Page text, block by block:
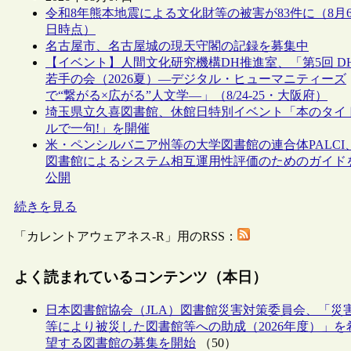
令和8年熊本地震による文化財等の被害が83件に（8月
日時点）
名古屋市、名古屋城の現天守閣の記録を募集中
【イベント】人間文化研究機構DH推進室、「第5回
若手の会（2026夏）―デジタル・ヒューマニティーズ
で“繋がる×広がる”人文学―」（8/24-25・大阪府）
埼玉県立久喜図書館、休館日特別イベント「本のタイ
ルで一句!」を開催
米・ペンシルバニア州等の大学図書館の連合体PALCI、
図書館によるシステム相互運用性評価のためのガイド
公開
続きを見る
「カレントアウェアネス-R」用のRSS：
よく読まれているコンテンツ（本日）
日本図書館協会（JLA）図書館災害対策委員会、「災
等により被災した図書館等への助成（2026年度）」を
望する図書館の募集を開始 （50）